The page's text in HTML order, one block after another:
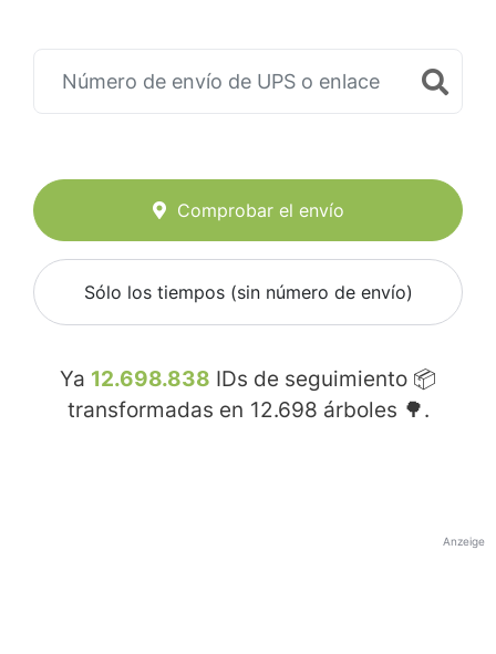
Comprobar el envío
Sólo los tiempos (sin número de envío)
Ya 12.698.838 IDs de seguimiento 📦
transformadas en 12.698 árboles 🌳.
Anzeige